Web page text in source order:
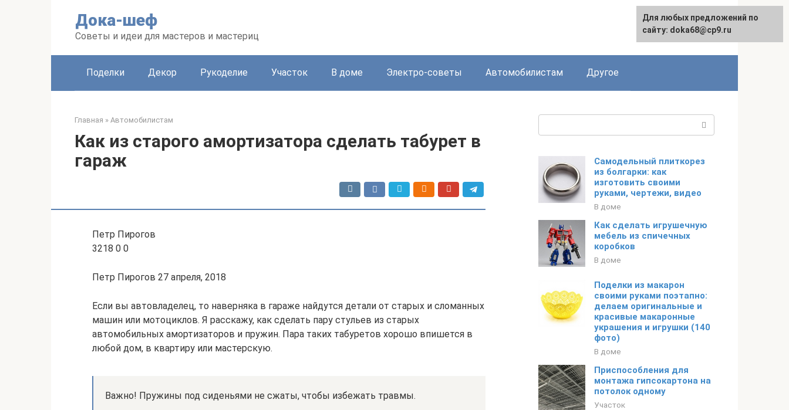
Дока-шеф
Советы и идеи для мастеров и мастериц
English
Поделки Декор Рукоделие Участок В доме Электро-советы Автомобилистам Другое
Главная » Автомобилистам
Как из старого амортизатора сделать табурет в
гараж
Петр Пирогов
3218 0 0
Петр Пирогов 27 апреля, 2018
Если вы автовладелец, то наверняка в гараже найдутся детали от старых и сломанных
машин или мотоциклов. Я расскажу, как сделать пару стульев из старых
автомобильных амортизаторов и пружин. Пара таких табуретов хорошо впишется в
любой дом, в квартиру или мастерскую.
Важно! Пружины под сиденьями не сжаты, чтобы избежать травмы.
Самодельный плиткорез
из болгарки: как
изготовить своими
руками, чертежи, видео
В доме
Как сделать игрушечную
мебель из спичечных
коробков
В доме
Поделки из макарон
своими руками поэтапно:
делаем оригинальные и
красивые макаронные
украшения и игрушки (140
фото)
В доме
Приспособления для
монтажа гипсокартона на
потолок одному
Участок
Для любых предложений по
сайту: doka68@cp9.ru